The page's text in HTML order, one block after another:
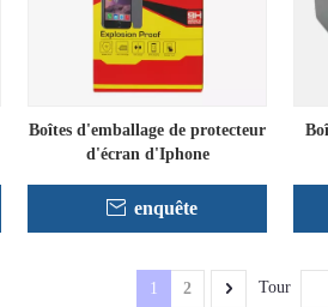
Boîtes d'emballage de protecteur
d'écran d'Iphone
enquête
1 2 Tour